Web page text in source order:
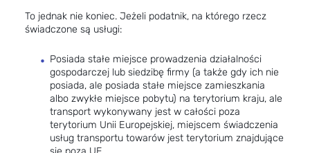
To jednak nie koniec. Jeżeli podatnik, na którego rzecz
świadczone są usługi:
Posiada stałe miejsce prowadzenia działalności
gospodarczej lub siedzibę firmy (a także gdy ich nie
posiada, ale posiada stałe miejsce zamieszkania
albo zwykłe miejsce pobytu) na terytorium kraju, ale
transport wykonywany jest w całości poza
terytorium Unii Europejskiej, miejscem świadczenia
usług transportu towarów jest terytorium znajdujące